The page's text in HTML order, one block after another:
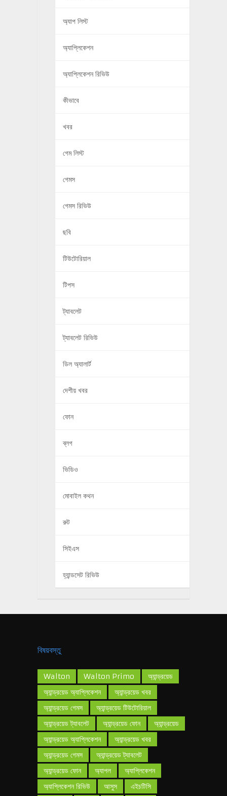
অ্যাপ লিস্ট
অ্যাপ্লিকেশন
অ্যাপ্লিকেশন রিভিউ
কীভাবে
খবর
গেম লিস্ট
গেমস
গেমস রিভিউ
ছবি
টিউটোরিয়াল
টিপস
ট্যাবলেট
ট্যাবলেট রিভিউ
ডিল অ্যালার্ট
দেশীয় খবর
ফোন
ব্লগ
ভিডিও
মোবাইল কথন
রুট
সিইএস
হ্যান্ডসেট রিভিউ
বিষয়বস্তু
Walton Walton Primo
অ্যান্ড্রয়েড
অ্যান্ড্রয়েড অ্যাপ্লিকেশন
অ্যান্ড্রয়েড খবর
অ্যান্ড্রয়েড গেমস
অ্যান্ড্রয়েড টিউটোরিয়াল
অ্যান্ড্রয়েড ট্যাবলেট
অ্যান্ড্রয়েড ফোন
অ্যান্ড্রয়েড
অ্যান্ড্রয়েড অ্যাপ্লিকেশন
অ্যান্ড্রয়েড খবর
অ্যান্ড্রয়েড গেমস
অ্যান্ড্রয়েড ট্যাবলেট
অ্যান্ড্রয়েড ফোন
অ্যাপল
অ্যাপ্লিকেশন
অ্যাপ্লিকেশন রিভিউ
আসুস এইচটিসি